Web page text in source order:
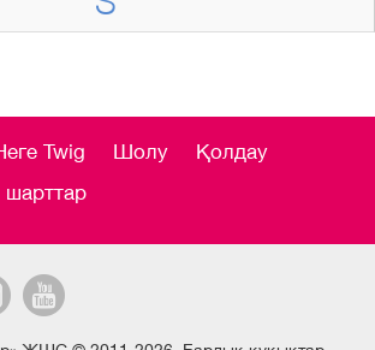
Twig Шолу
Қолдау